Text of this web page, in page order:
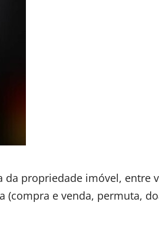
propriedade imóvel, entre
e venda, permuta,